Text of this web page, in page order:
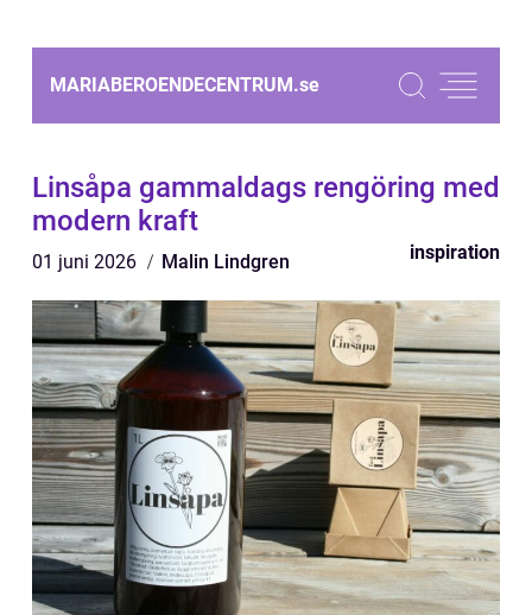
MARIABEROENDECENTRUM.se
Linsåpa gammaldags rengöring med
modern kraft
01 juni 2026 Malin Lindgren inspiration